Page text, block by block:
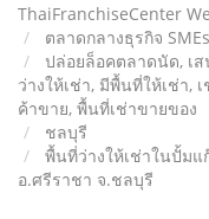
ThaiFranchiseCenter
ตลาดกลางธุรกิจ
ปล่อยล็อคตลาดนัด, เ
ว่างให้เช่า, มีพื้นที่ให้เช่า,
ค้าขาย, พื้นที่เช่าขายของ
ชลบุรี
พื้นที่ว่างให้เช่าในปั้ม
อ.ศรีราชา จ.ชลบุรี